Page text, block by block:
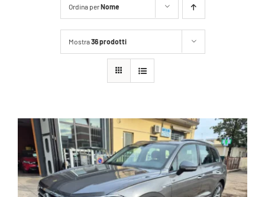
Ordina perNome
Mostra36 prodotti